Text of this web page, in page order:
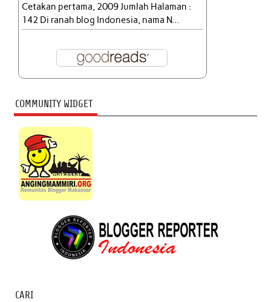
Cetakan pertama, 2009 Jumlah Halaman :
142 Di ranah blog Indonesia, nama N...
COMMUNITY WIDGET
CARI